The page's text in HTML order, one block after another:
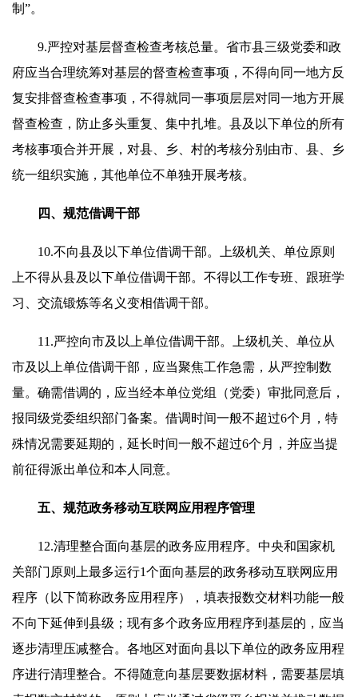
制”。
9.严控对基层督查检查考核总量。省市县三级党委和政
府应当合理统筹对基层的督查检查事项，不得向同一地方反
复安排督查检查事项，不得就同一事项层层对同一地方开展
督查检查，防止多头重复、集中扎堆。县及以下单位的所有
考核事项合并开展，对县、乡、村的考核分别由市、县、乡
统一组织实施，其他单位不单独开展考核。
四、规范借调干部
10.不向县及以下单位借调干部。上级机关、单位原则
上不得从县及以下单位借调干部。不得以工作专班、跟班学
习、交流锻炼等名义变相借调干部。
11.严控向市及以上单位借调干部。上级机关、单位从
市及以上单位借调干部，应当聚焦工作急需，从严控制数
量。确需借调的，应当经本单位党组（党委）审批同意后，
报同级党委组织部门备案。借调时间一般不超过6个月，特
殊情况需要延期的，延长时间一般不超过6个月，并应当提
前征得派出单位和本人同意。
五、规范政务移动互联网应用程序管理
12.清理整合面向基层的政务应用程序。中央和国家机
关部门原则上最多运行1个面向基层的政务移动互联网应用
程序（以下简称政务应用程序），填表报数交材料功能一般
不向下延伸到县级；现有多个政务应用程序到基层的，应当
逐步清理压减整合。各地区对面向县以下单位的政务应用程
序进行清理整合。不得随意向基层要数据材料，需要基层填